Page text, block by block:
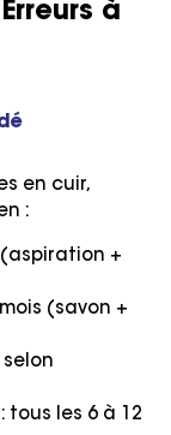
à
en cuir,
:
(aspiration +
(savon +
selon
: tous les 6 à 12